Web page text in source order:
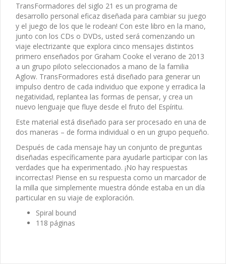
TransFormadores del siglo 21 es un programa de
desarrollo personal eficaz diseñada para cambiar su juego
y el juego de los que le rodean! Con este libro en la mano,
junto con los CDs o DVDs, usted será comenzando un
viaje electrizante que explora cinco mensajes distintos
primero enseñados por Graham Cooke el verano de 2013
a un grupo piloto seleccionados a mano de la familia
Aglow. TransFormadores está diseñado para generar un
impulso dentro de cada individuo que expone y erradica la
negatividad, replantea las formas de pensar, y crea un
nuevo lenguaje que fluye desde el fruto del Espíritu.
Este material está diseñado para ser procesado en una de
dos maneras – de forma individual o en un grupo pequeño.
Después de cada mensaje hay un conjunto de preguntas
diseñadas específicamente para ayudarle participar con las
verdades que ha experimentado. ¡No hay respuestas
incorrectas! Piense en su respuesta como un marcador de
la milla que simplemente muestra dónde estaba en un día
particular en su viaje de exploración.
Spiral bound
118 páginas